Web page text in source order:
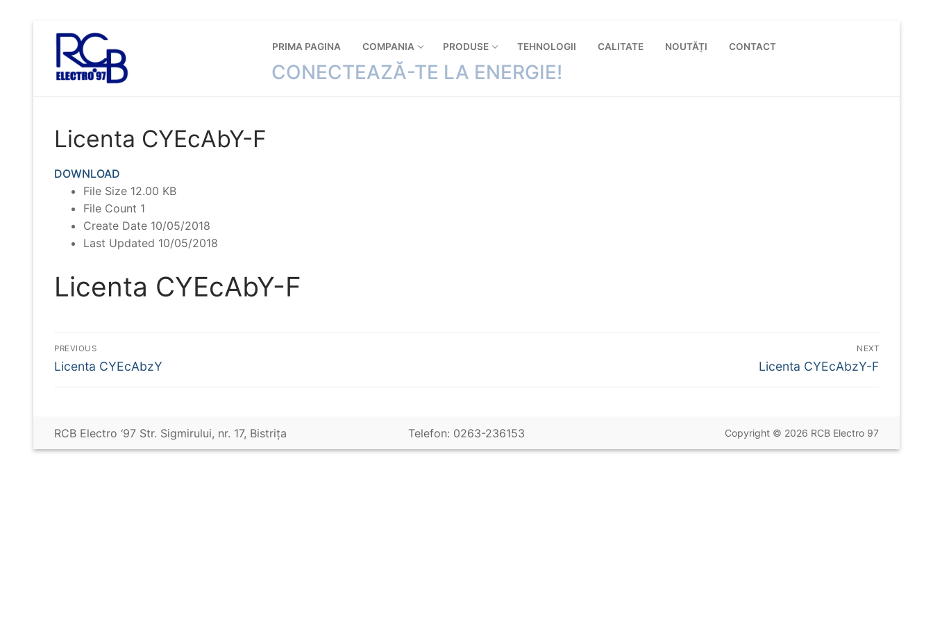
conținut
PRIMA PAGINA COMPANIA PRODUSE TEHNOLOGII CALITATE NOUTĂȚI CONTACT
CONECTEAZĂ-TE LA ENERGIE!
Licenta CYEcAbY-F
DOWNLOAD
File Size 12.00 KB
File Count 1
Create Date 10/05/2018
Last Updated 10/05/2018
Licenta CYEcAbY-F
Navigare
în
PREVIOUS
Previous
Licenta CYEcAbzY
NEXT
Next
Licenta CYEcAbzY-F
RCB Electro ‘97 Str. Sigmirului, nr. 17, Bistriţa Telefon: 0263-236153 Copyright © 2026 RCB Electro 97